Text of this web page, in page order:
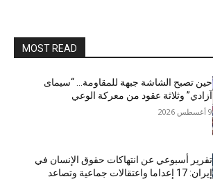
MOST READ
حين تصبح الشاشة جبهة للمقاومة… “سيمای
آزادي” وثلاثة عقود من معركة الوعي
9 أغسطس 2026
تقرير أسبوعي عن انتهاكات حقوق الإنسان في
إيران: 17 إعداما واعتقالات جماعية وتصاعد